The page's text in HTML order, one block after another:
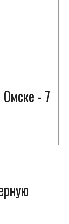
- 7